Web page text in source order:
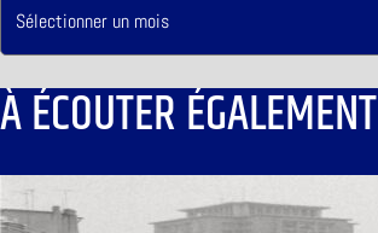
À ÉCOUTER ÉGALEMENT